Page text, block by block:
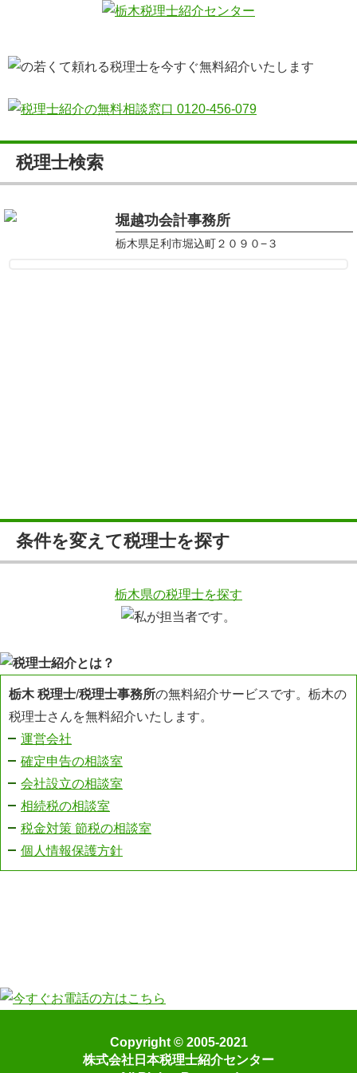
税理士検索
堀越功会計事務所
栃木県足利市堀込町２０９０−３
条件を変えて税理士を探す
栃木県の税理士を探す
栃木 税理士/税理士事務所の無料紹介サービスです。栃木の
税理士さんを無料紹介いたします。
運営会社
確定申告の相談室
会社設立の相談室
相続税の相談室
税金対策 節税の相談室
個人情報保護方針
Copyright © 2005-2021
株式会社日本税理士紹介センター